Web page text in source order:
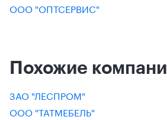
ООО "ОПТСЕРВИС"
Похожие
ЗАО "ЛЕСПРОМ"
ООО "ТАТМЕБЕЛЬ"